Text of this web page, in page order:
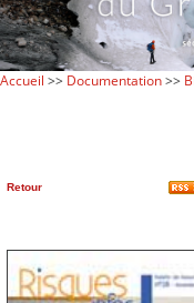
Accueil >> Documentation>>
Retour